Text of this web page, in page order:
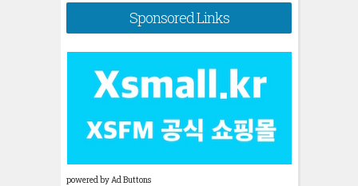
Sponsored Links
powered by Ad Buttons